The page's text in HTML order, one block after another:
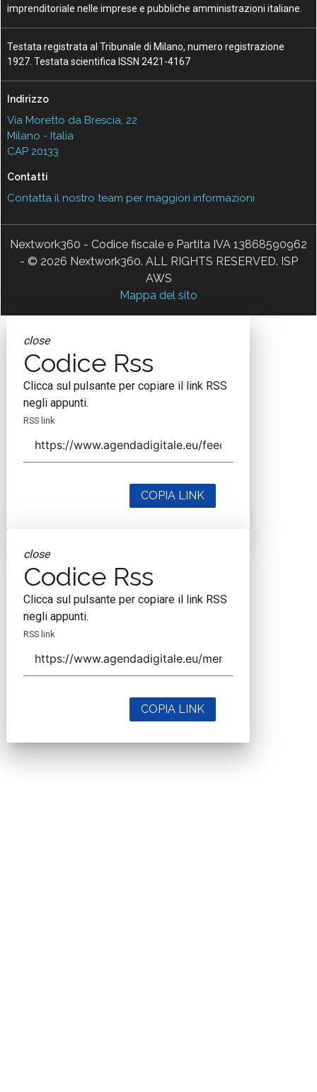
imprenditoriale nelle imprese e pubbliche amministrazioni italiane.
Testata registrata al Tribunale di Milano, numero registrazione
1927. Testata scientifica ISSN 2421-4167
Indirizzo
Via Moretto da Brescia, 22
Milano - Italia
CAP 20133
Contatti
Contatta il nostro team per maggiori informazioni
Nextwork360 - Codice fiscale e Partita IVA 13868590962
- © 2026 Nextwork360. ALL RIGHTS RESERVED. ISP
AWS
Mappa del sito
close
Codice Rss
Clicca sul pulsante per copiare il link RSS
negli appunti.
RSS link
COPIA LINK
close
Codice Rss
Clicca sul pulsante per copiare il link RSS
negli appunti.
RSS link
COPIA LINK